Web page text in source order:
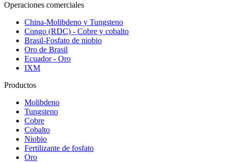
Operaciones comerciales
China-Molibdeno y Tungsteno
Congo (RDC) - Cobre y cobalto
Brasil-Fosfato de niobio
Oro de Brasil
Ecuador - Oro
IXM
Productos
Molibdeno
Tungsteno
Cobre
Cobalto
Niobio
Fertilizante de fosfato
Oro